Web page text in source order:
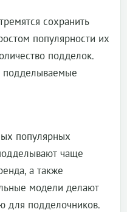
сохранить
популярности их
подделок.
подделываемые
популярных
чаще
а также
модели делают
подделочников.